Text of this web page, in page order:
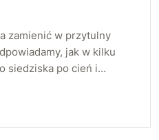
zamienić w przytulny
jak w kilku
siedziska po cień i